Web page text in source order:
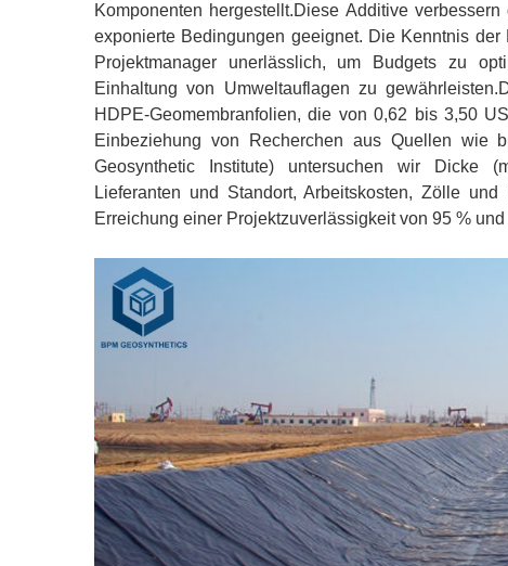
Komponenten hergestellt.Diese Additive
exponierte Bedingungen geeignet. Die Kenntnis
Projektmanager unerlässlich, um Budgets zu
Einhaltung von Umweltauflagen zu
HDPE-Geomembranfolien, die von 0,62 bis 3,50
Einbeziehung von Recherchen aus Quellen wie
Geosynthetic Institute) untersuchen wir Dicke
Lieferanten und Standort, Arbeitskosten, Zölle
Erreichung einer Projektzuverlässigkeit von 95 %